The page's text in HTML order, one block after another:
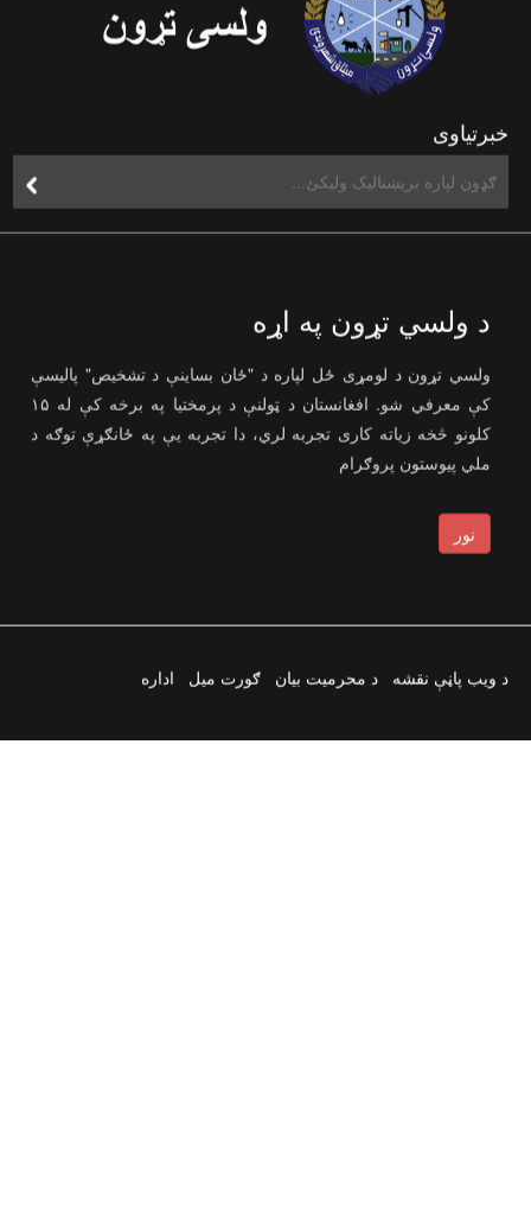
خبرتیاوی
د ولسي تړون په اړه
ولسي تړون د لومړی ځل لپاره د "ځان بساینې د تشخیص" پالیسې
کې معرفي شو. افغانستان د ټولنې د پرمختیا په برخه کې له ۱۵
کلونو څخه زیاته کاری تجربه لري، دا تجربه یې په ځانګړې توګه د
ملي پیوستون پروګرام
نور
د ویب پاڼې نقشه د محرمیت بیان ګورت میل اداره